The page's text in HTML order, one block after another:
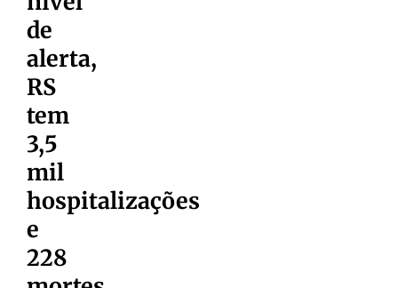
de
alerta,
RS
tem
3,5
mil
hospitalizações
e
228